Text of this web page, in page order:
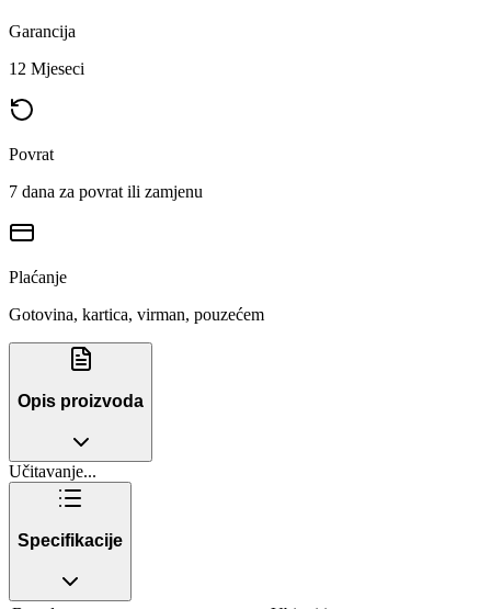
Garancija
12 Mjeseci
Povrat
7 dana za povrat ili zamjenu
Plaćanje
Gotovina, kartica, virman, pouzećem
Opis proizvoda
Učitavanje...
Specifikacije